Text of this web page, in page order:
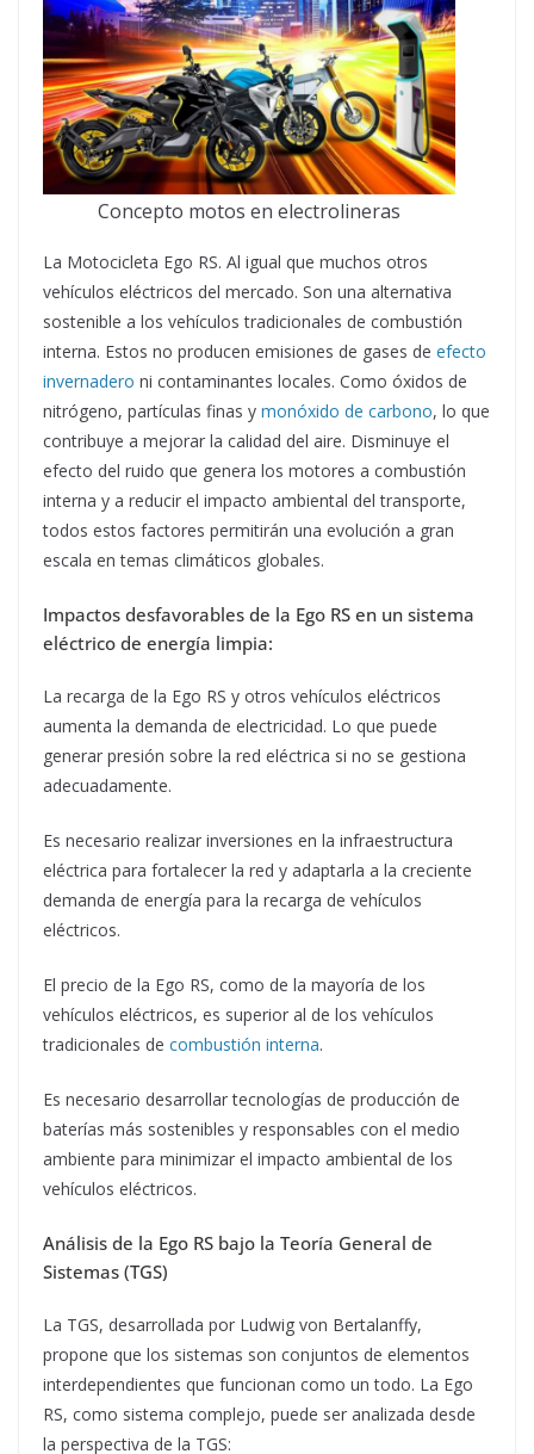
Concepto motos en electrolineras
La Motocicleta Ego RS. Al igual que muchos otros
vehículos eléctricos del mercado. Son una alternativa
sostenible a los vehículos tradicionales de combustión
interna. Estos no producen emisiones de gases de efecto
invernadero ni contaminantes locales. Como óxidos de
nitrógeno, partículas finas y monóxido de carbono, lo que
contribuye a mejorar la calidad del aire. Disminuye el
efecto del ruido que genera los motores a combustión
interna y a reducir el impacto ambiental del transporte,
todos estos factores permitirán una evolución a gran
escala en temas climáticos globales.
Impactos desfavorables de la Ego RS en un sistema
eléctrico de energía limpia:
La recarga de la Ego RS y otros vehículos eléctricos
aumenta la demanda de electricidad. Lo que puede
generar presión sobre la red eléctrica si no se gestiona
adecuadamente.
Es necesario realizar inversiones en la infraestructura
eléctrica para fortalecer la red y adaptarla a la creciente
demanda de energía para la recarga de vehículos
eléctricos.
El precio de la Ego RS, como de la mayoría de los
vehículos eléctricos, es superior al de los vehículos
tradicionales de combustión interna.
Es necesario desarrollar tecnologías de producción de
baterías más sostenibles y responsables con el medio
ambiente para minimizar el impacto ambiental de los
vehículos eléctricos.
Análisis de la Ego RS bajo la Teoría General de
Sistemas (TGS)
La TGS, desarrollada por Ludwig von Bertalanffy,
propone que los sistemas son conjuntos de elementos
interdependientes que funcionan como un todo. La Ego
RS, como sistema complejo, puede ser analizada desde
la perspectiva de la TGS: